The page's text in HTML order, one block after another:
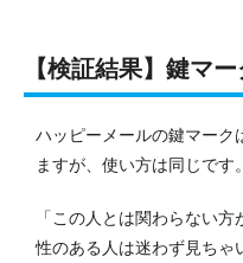
【検証結果】鍵マ
ハッピーメールの鍵マーク
ますが、使い方は同じです。
「この人とは関わらない
性のある人は迷わず見ちゃ